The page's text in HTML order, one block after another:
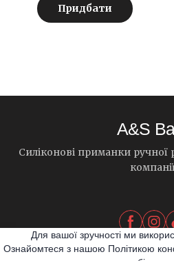
Придбати
A&S
Силіконові приманки ручної
Для вашої зручності ми
Ознайомтеся з нашою Політикою